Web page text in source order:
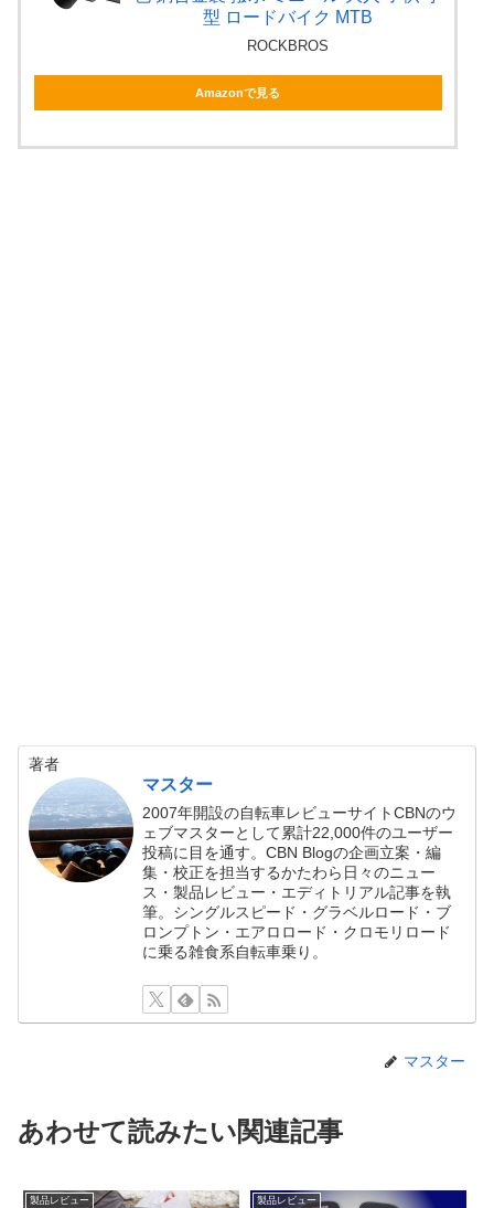
型 ロードバイク MTB
ROCKBROS
Amazonで見る
著者
マスター
2007年開設の自転車レビューサイトCBNのウ
ェブマスターとして累計22,000件のユーザー
投稿に目を通す。CBN Blogの企画立案・編
集・校正を担当するかたわら日々のニュー
ス・製品レビュー・エディトリアル記事を執
筆。シングルスピード・グラベルロード・ブ
ロンプトン・エアロロード・クロモリロード
に乗る雑食系自転車乗り。
マスター
あわせて読みたい関連記事
製品レビュー 製品レビュー